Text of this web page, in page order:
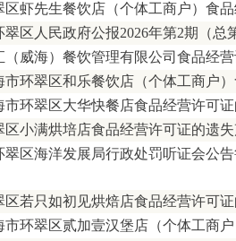
区虾先生餐饮店（个体工商户）食
翠区人民政府公报2026年第2期（总
（威海）餐饮管理有限公司食品经
市环翠区和乐餐饮店（个体工商户
市环翠区大华快餐店食品经营许可
区小满烘培店食品经营许可证的遗失
翠区海洋发展局行政处罚听证会公
区若只如初见烘焙店食品经营许可
市环翠区贰加壹汉堡店（个体工商